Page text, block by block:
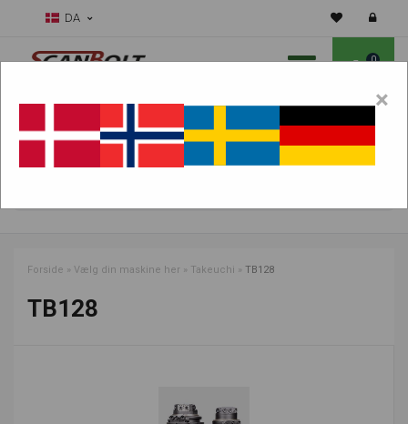
DA
0
Forside » Vælg din maskine her » Takeuchi » TB128
TB128
×